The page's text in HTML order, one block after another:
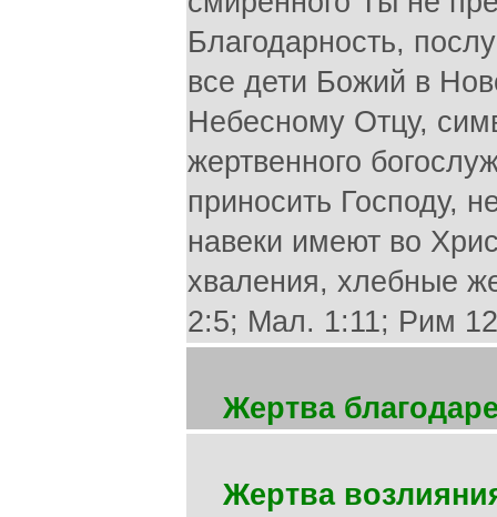
Благодарность,
все дети Божий в
Небесному Отцу,
жертвенного
приносить Господу,
навеки имеют во
хваления, хлебные
2:5; Мал. 1:11; Рим
Жертва
Жертва